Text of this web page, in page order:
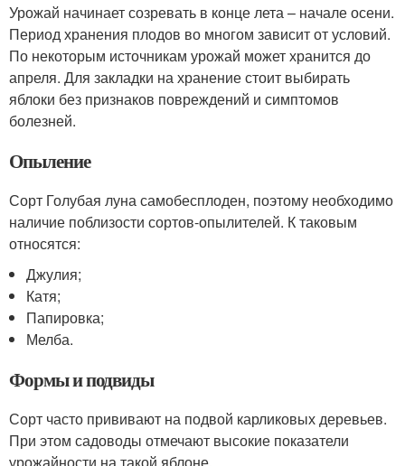
Урожай начинает созревать в конце лета – начале осени.
Период хранения плодов во многом зависит от условий.
По некоторым источникам урожай может хранится до
апреля. Для закладки на хранение стоит выбирать
яблоки без признаков повреждений и симптомов
болезней.
Опыление
Сорт Голубая луна самобесплоден, поэтому необходимо
наличие поблизости сортов-опылителей. К таковым
относятся:
Джулия;
Катя;
Папировка;
Мелба.
Формы и подвиды
Сорт часто прививают на подвой карликовых деревьев.
При этом садоводы отмечают высокие показатели
урожайности на такой яблоне.